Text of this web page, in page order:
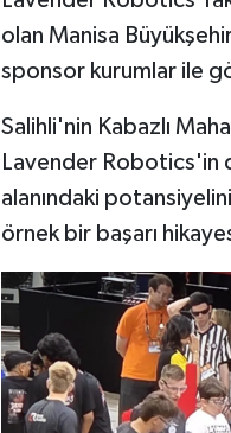
olan Manisa
sponsor kurumlar ile
Salihli'nin Kabazlı
Lavender Robotics'in
alanındaki
örnek bir başarı